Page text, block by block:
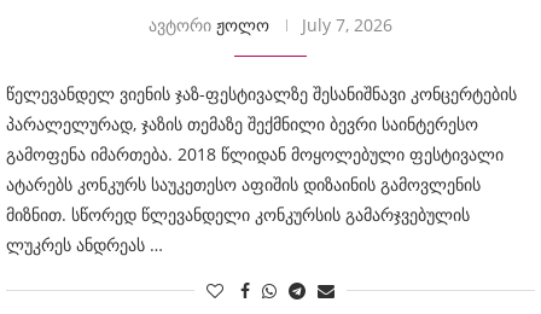
ავტორი ჟოლო July 7, 2026
წელევანდელ ვიენის ჯაზ-ფესტივალზე შესანიშნავი კონცერტების
პარალელურად, ჯაზის თემაზე შექმნილი ბევრი საინტერესო
გამოფენა იმართება. 2018 წლიდან მოყოლებული ფესტივალი
ატარებს კონკურს საუკეთესო აფიშის დიზაინის გამოვლენის
მიზნით. სწორედ წლევანდელი კონკურსის გამარჯვებულის
ლუკრეს ანდრეას …